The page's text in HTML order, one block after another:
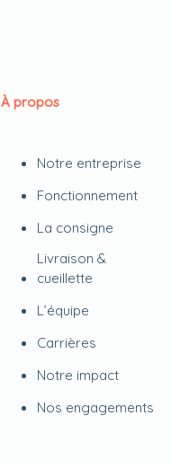
À propos
Notre entreprise
Fonctionnement
La consigne
Livraison &
cueillette
L’équipe
Carrières
Notre impact
Nos engagements